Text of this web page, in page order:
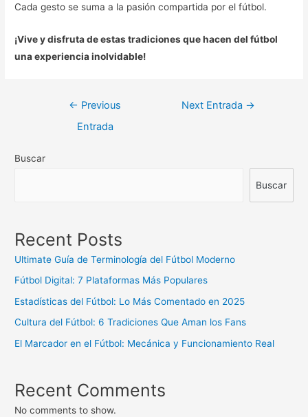
Cada gesto se suma a la pasión compartida por el fútbol.
¡Vive y disfruta de estas tradiciones que hacen del fútbol
una experiencia inolvidable!
Navegación
← Previous
Entrada
Next Entrada →
Buscar
Buscar
Recent Posts
Ultimate Guía de Terminología del Fútbol Moderno
Fútbol Digital: 7 Plataformas Más Populares
Estadísticas del Fútbol: Lo Más Comentado en 2025
Cultura del Fútbol: 6 Tradiciones Que Aman los Fans
El Marcador en el Fútbol: Mecánica y Funcionamiento Real
Recent Comments
No comments to show.